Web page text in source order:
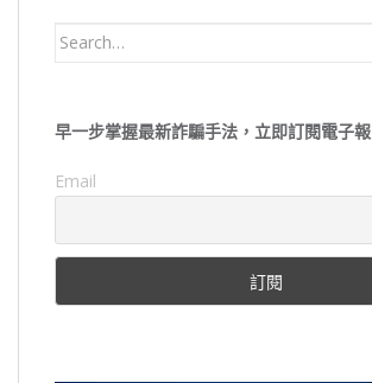
Search
早一步掌握最新詐騙手法，立即訂閱電子報
Email